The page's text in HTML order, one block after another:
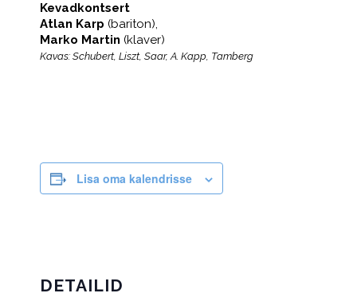
Kevadkontsert
Atlan Karp (bariton),
Marko Martin (klaver)
Kavas: Schubert, Liszt, Saar, A. Kapp, Tamberg
Lisa oma kalendrisse
DETAILID